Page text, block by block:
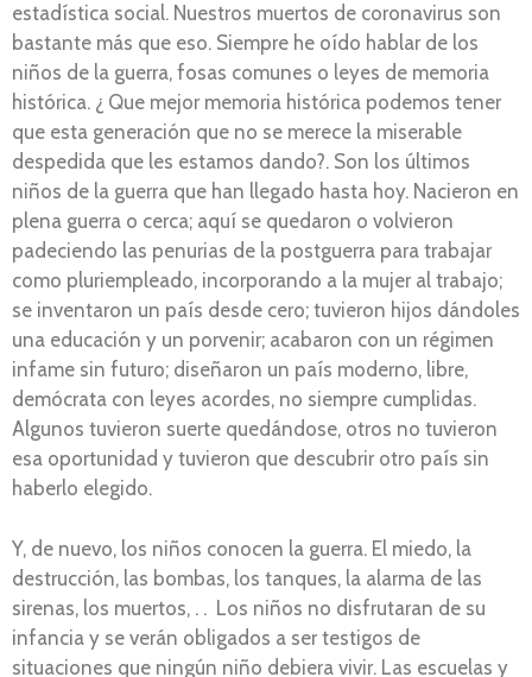
estadística social. Nuestros muertos de coronavirus son
bastante más que eso. Siempre he oído hablar de los
niños de la guerra, fosas comunes o leyes de memoria
histórica. ¿ Que mejor memoria histórica podemos tener
que esta generación que no se merece la miserable
despedida que les estamos dando?. Son los últimos
niños de la guerra que han llegado hasta hoy. Nacieron en
plena guerra o cerca; aquí se quedaron o volvieron
padeciendo las penurias de la postguerra para trabajar
como pluriempleado, incorporando a la mujer al trabajo;
se inventaron un país desde cero; tuvieron hijos dándoles
una educación y un porvenir; acabaron con un régimen
infame sin futuro; diseñaron un país moderno, libre,
demócrata con leyes acordes, no siempre cumplidas.
Algunos tuvieron suerte quedándose, otros no tuvieron
esa oportunidad y tuvieron que descubrir otro país sin
haberlo elegido.
Y, de nuevo, los niños conocen la guerra. El miedo, la
destrucción, las bombas, los tanques, la alarma de las
sirenas, los muertos, . . Los niños no disfrutaran de su
infancia y se verán obligados a ser testigos de
situaciones que ningún niño debiera vivir. Las escuelas y